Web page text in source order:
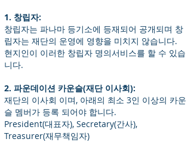
1. 창립자:
창립자는 파나마 등기소에 등재되어 공개되며 창
립자는 재단의 운영에 영향을 미치지 않습니다.
현지인이 이러한 창립자 명의서비스를 할 수 있습
니다.
2. 파운데이션 카운슬(재단 이사회):
재단의 이사회 이며, 아래의 최소 3인 이상의 카운
슬 멤버가 등록 되어야 합니다.
President(대표자), Secretary(간사),
Treasurer(재무책임자)